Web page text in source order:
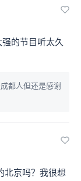
的节目听太久
都人但还是感谢
北京吗？我很想